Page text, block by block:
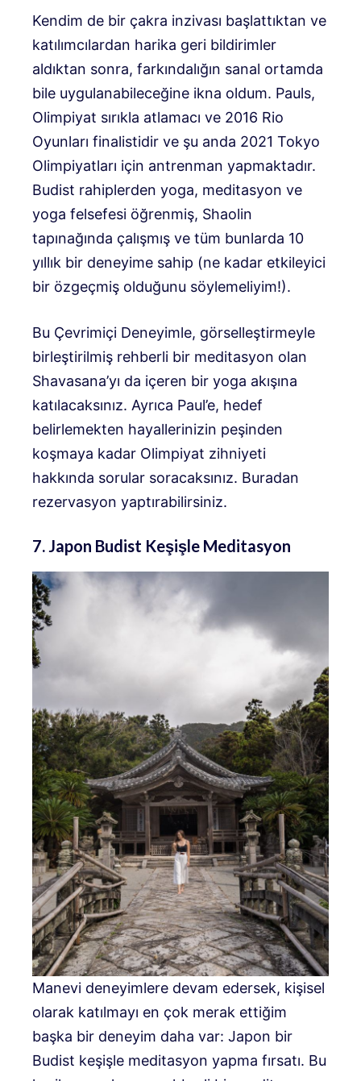
Kendim de bir çakra inzivası başlattıktan ve
katılımcılardan harika geri bildirimler
aldıktan sonra, farkındalığın sanal ortamda
bile uygulanabileceğine ikna oldum. Pauls,
Olimpiyat sırıkla atlamacı ve 2016 Rio
Oyunları finalistidir ve şu anda 2021 Tokyo
Olimpiyatları için antrenman yapmaktadır.
Budist rahiplerden yoga, meditasyon ve
yoga felsefesi öğrenmiş, Shaolin
tapınağında çalışmış ve tüm bunlarda 10
yıllık bir deneyime sahip (ne kadar etkileyici
bir özgeçmiş olduğunu söylemeliyim!).
Bu Çevrimiçi Deneyimle, görselleştirmeyle
birleştirilmiş rehberli bir meditasyon olan
Shavasana’yı da içeren bir yoga akışına
katılacaksınız. Ayrıca Paul’e, hedef
belirlemekten hayallerinizin peşinden
koşmaya kadar Olimpiyat zihniyeti
hakkında sorular soracaksınız. Buradan
rezervasyon yaptırabilirsiniz.
7. Japon Budist Keşişle Meditasyon
Manevi deneyimlere devam edersek, kişisel
olarak katılmayı en çok merak ettiğim
başka bir deneyim daha var: Japon bir
Budist keşişle meditasyon yapma fırsatı. Bu